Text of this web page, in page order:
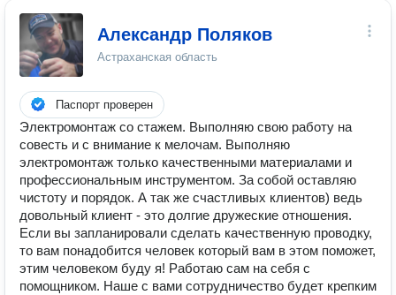
Александр Поляков
Астраханская область
Паспорт проверен
Электромонтаж со стажем. Выполняю свою работу на
совесть и с внимание к мелочам. Выполняю
электромонтаж только качественными материалами и
профессиональным инструментом. За собой оставляю
чистоту и порядок. А так же счастливых клиентов) ведь
довольный клиент - это долгие дружеские отношения.
Если вы запланировали сделать качественную проводку,
то вам понадобится человек который вам в этом поможет,
этим человеком буду я! Работаю сам на себя с
помощником. Наше с вами сотрудничество будет крепким